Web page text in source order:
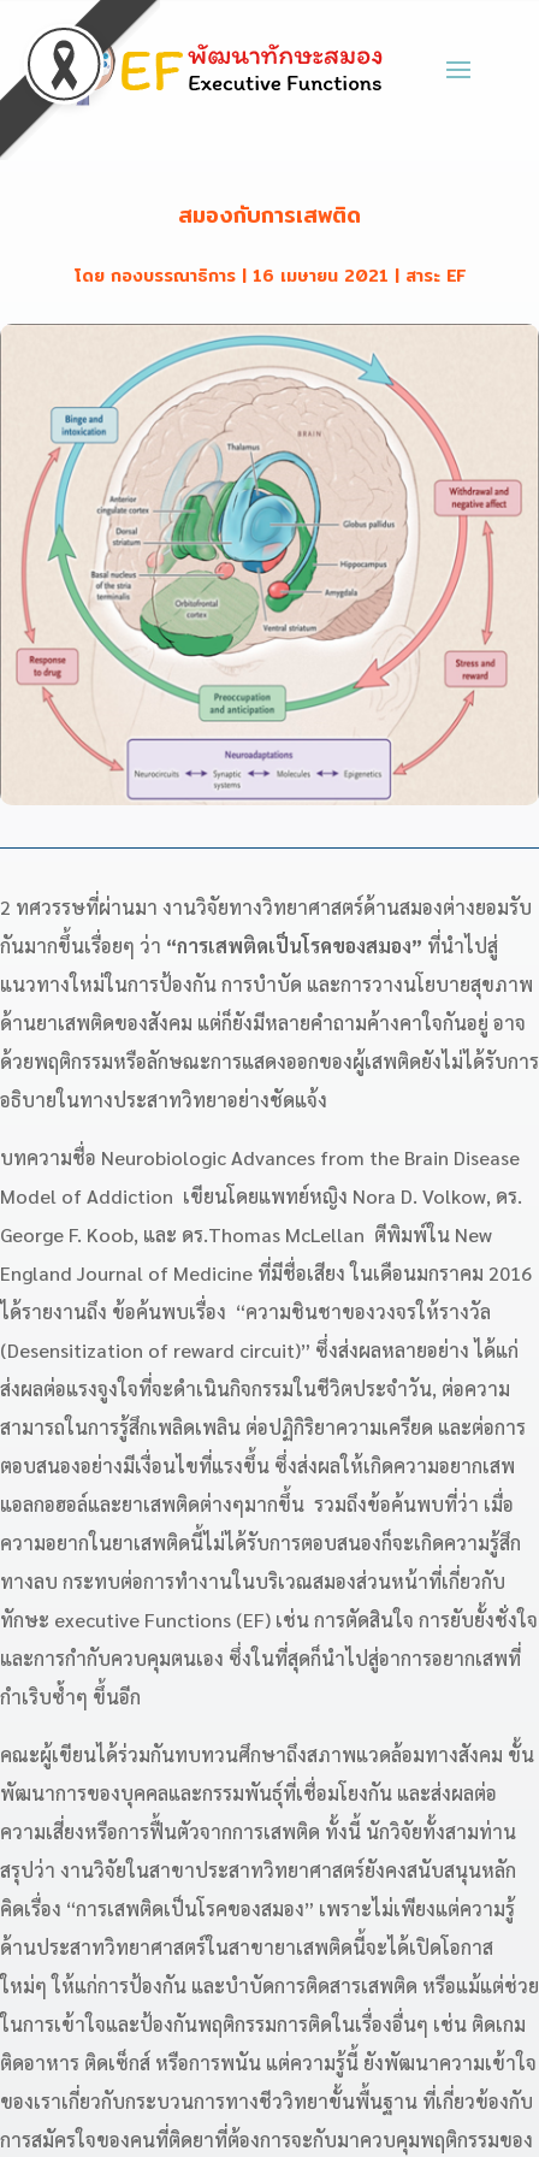
สมองกับการเสพติด
โดย กองบรรณาธิการ| 16 เมษายน 2021 | สาระ EF
2 ทศวรรษที่ผ่านมา งานวิจัยทางวิทยาศาสตร์ด้านสมองต่างยอมรับ
กันมากขึ้นเรื่อยๆ ว่า “การเสพติดเป็นโรคของสมอง” ที่นำไปสู่
แนวทางใหม่ในการป้องกัน การบำบัด และการวางนโยบายสุขภาพ
ด้านยาเสพติดของสังคม แต่ก็ยังมีหลายคำถามค้างคาใจกันอยู่ อาจ
ด้วยพฤติกรรมหรือลักษณะการแสดงออกของผู้เสพติดยังไม่ได้รับการ
อธิบายในทางประสาทวิทยาอย่างชัดแจ้ง
บทความชื่อ Neurobiologic Advances from the Brain Disease
Model of Addiction เขียนโดยแพทย์หญิง Nora D. Volkow, ดร.
George F. Koob, และ ดร.Thomas McLellan ตีพิมพ์ใน New
England Journal of Medicine ที่มีชื่อเสียง ในเดือนมกราคม 2016
ได้รายงานถึง ข้อค้นพบเรื่อง “ความชินชาของวงจรให้รางวัล
(Desensitization of reward circuit)” ซึ่งส่งผลหลายอย่าง ได้แก่
ส่งผลต่อแรงจูงใจที่จะดำเนินกิจกรรมในชีวิตประจำวัน, ต่อความ
สามารถในการรู้สึกเพลิดเพลิน ต่อปฏิกิริยาความเครียด และต่อการ
ตอบสนองอย่างมีเงื่อนไขที่แรงขึ้น ซึ่งส่งผลให้เกิดความอยากเสพ
แอลกอฮอล์และยาเสพติดต่างๆมากขึ้น รวมถึงข้อค้นพบที่ว่า เมื่อ
ความอยากในยาเสพติดนี้ไม่ได้รับการตอบสนองก็จะเกิดความรู้สึก
ทางลบ กระทบต่อการทำงานในบริเวณสมองส่วนหน้าที่เกี่ยวกับ
ทักษะ executive Functions (EF) เช่น การตัดสินใจ การยับยั้งชั่งใจ
และการกำกับควบคุมตนเอง ซึ่งในที่สุดก็นำไปสู่อาการอยากเสพที่
กำเริบซ้ำๆ ขึ้นอีก
คณะผู้เขียนได้ร่วมกันทบทวนศึกษาถึงสภาพแวดล้อมทางสังคม ขั้น
พัฒนาการของบุคคลและกรรมพันธุ์ที่เชื่อมโยงกัน และส่งผลต่อ
ความเสี่ยงหรือการฟื้นตัวจากการเสพติด ทั้งนี้ นักวิจัยทั้งสามท่าน
สรุปว่า งานวิจัยในสาขาประสาทวิทยาศาสตร์ยังคงสนับสนุนหลัก
คิดเรื่อง “การเสพติดเป็นโรคของสมอง” เพราะไม่เพียงแต่ความรู้
ด้านประสาทวิทยาศาสตร์ในสาขายาเสพติดนี้จะได้เปิดโอกาส
ใหม่ๆ ให้แก่การป้องกัน และบำบัดการติดสารเสพติด หรือแม้แต่ช่วย
ในการเข้าใจและป้องกันพฤติกรรมการติดในเรื่องอื่นๆ เช่น ติดเกม
ติดอาหาร ติดเซ็กส์ หรือการพนัน แต่ความรู้นี้ ยังพัฒนาความเข้าใจ
ของเราเกี่ยวกับกระบวนการทางชีววิทยาขั้นพื้นฐาน ที่เกี่ยวข้องกับ
การสมัครใจของคนที่ติดยาที่ต้องการจะกับมาควบคุมพฤติกรรมของ